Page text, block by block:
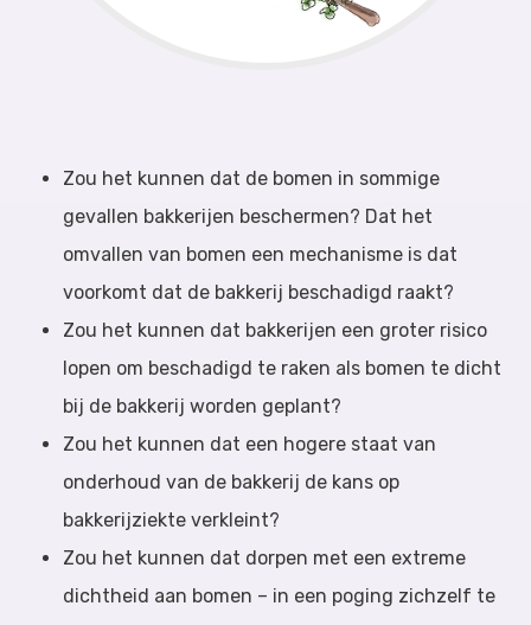
Zou het kunnen dat de bomen in sommige
gevallen bakkerijen beschermen? Dat het
omvallen van bomen een mechanisme is dat
voorkomt dat de bakkerij beschadigd raakt?
Zou het kunnen dat bakkerijen een groter risico
lopen om beschadigd te raken als bomen te dicht
bij de bakkerij worden geplant?
Zou het kunnen dat een hogere staat van
onderhoud van de bakkerij de kans op
bakkerijziekte verkleint?
Zou het kunnen dat dorpen met een extreme
dichtheid aan bomen – in een poging zichzelf te